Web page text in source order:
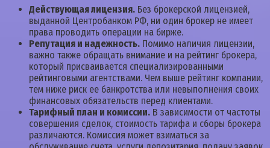
Действующая лицензия. Без брокерской лицензией,
выданной Центробанком РФ, ни один брокер не имеет
права проводить операции на бирже.
Репутация и надежность. Помимо наличия лицензии,
важно также обращать внимание и на рейтинг брокера,
который присваивается специализированными
рейтинговыми агентствами. Чем выше рейтинг компании,
тем ниже риск ее банкротства или невыполнения своих
финансовых обязательств перед клиентами.
Тарифный план и комиссии. В зависимости от частоты
совершения сделок, стоимость тарифа и сборы брокера
различаются. Комиссия может взиматься за